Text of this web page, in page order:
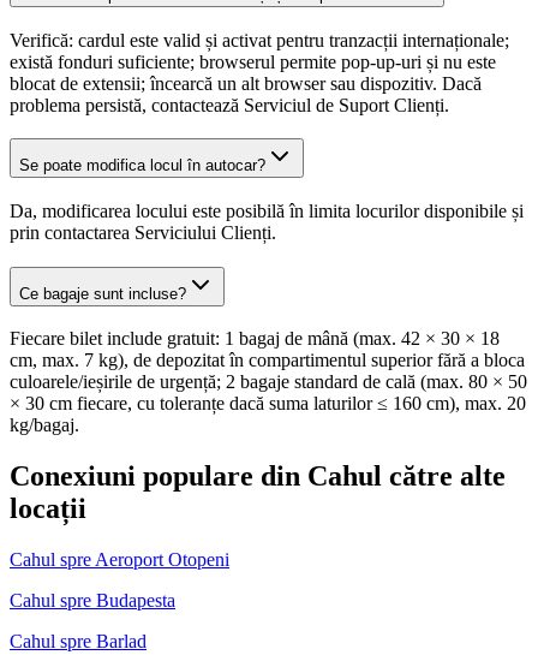
Verifică: cardul este valid și activat pentru tranzacții internaționale;
există fonduri suficiente; browserul permite pop-up-uri și nu este
blocat de extensii; încearcă un alt browser sau dispozitiv. Dacă
problema persistă, contactează Serviciul de Suport Clienți.
Se poate modifica locul în autocar?
Da, modificarea locului este posibilă în limita locurilor disponibile și
prin contactarea Serviciului Clienți.
Ce bagaje sunt incluse?
Fiecare bilet include gratuit: 1 bagaj de mână (max. 42 × 30 × 18
cm, max. 7 kg), de depozitat în compartimentul superior fără a bloca
culoarele/ieșirile de urgență; 2 bagaje standard de cală (max. 80 × 50
× 30 cm fiecare, cu toleranțe dacă suma laturilor ≤ 160 cm), max. 20
kg/bagaj.
Conexiuni populare din Cahul către alte
locații
Cahul spre Aeroport Otopeni
Cahul spre Budapesta
Cahul spre Barlad